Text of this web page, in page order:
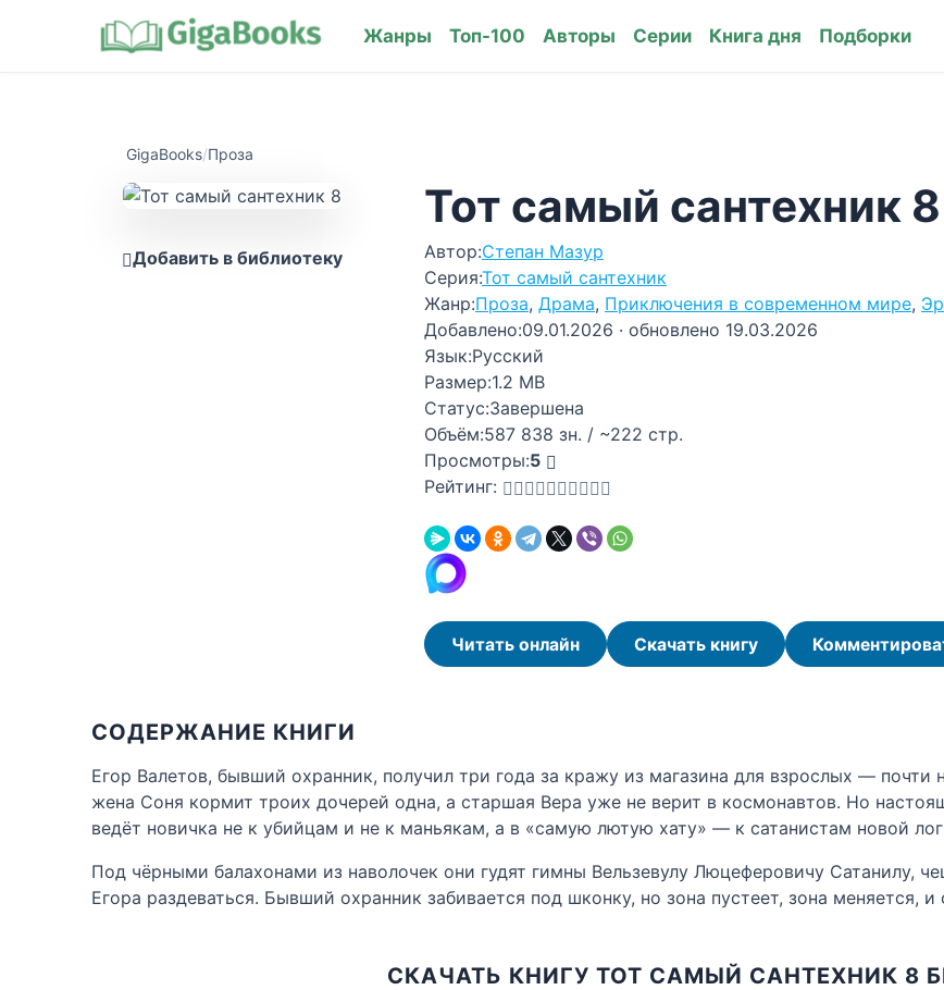
Жанры Топ-100 Авторы Серии Книга дня Подборки
GigaBooks/Проза
Добавить в библиотеку
Тот самый сантехник 8
Автор:Степан Мазур
Серия:Тот самый сантехник
Жанр:Проза, Драма, Приключения в современном мире,
Добавлено:09.01.2026 · обновлено 19.03.2026
Язык:Русский
Размер:1.2 MB
Статус:Завершена
Объём:587 838 зн. / ~222 стр.
Просмотры:5
Рейтинг:
Читать онлайн Скачать книгу
СОДЕРЖАНИЕ КНИГИ
Егор Валетов, бывший охранник, получил три года за кражу из магазина для взрослых —
жена Соня кормит троих дочерей одна, а старшая Вера уже не верит в космонавтов. Но
ведёт новичка не к убийцам и не к маньякам, а в «самую лютую хату» — к сатанистам новой
Под чёрными балахонами из наволочек они гудят гимны Вельзевулу Люцеферовичу Сатанилу,
Егора раздеваться. Бывший охранник забивается под шконку, но зона пустеет, зона меняется,
СКАЧАТЬ КНИГУ ТОТ САМЫЙ САНТЕХНИК 8